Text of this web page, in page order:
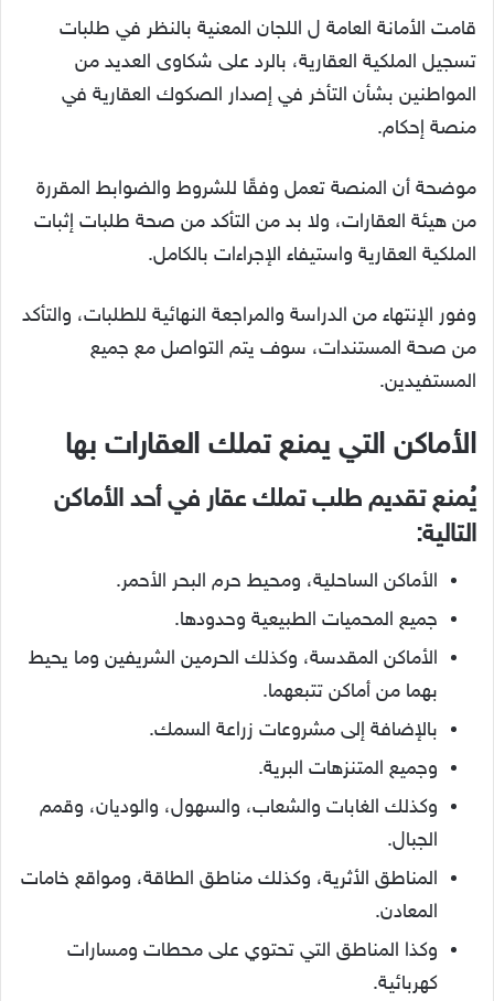
قامت الأمانة العامة ل اللجان المعنية بالنظر في طلبات
تسجيل الملكية العقارية، بالرد على شكاوى العديد من
المواطنين بشأن التأخر في إصدار الصكوك العقارية في
منصة إحكام.
موضحة أن المنصة تعمل وفقًا للشروط والضوابط المقررة
من هيئة العقارات، ولا بد من التأكد من صحة طلبات إثبات
الملكية العقارية واستيفاء الإجراءات بالكامل.
وفور الإنتهاء من الدراسة والمراجعة النهائية للطلبات، والتأكد
من صحة المستندات، سوف يتم التواصل مع جميع
المستفيدين.
الأماكن التي يمنع تملك العقارات بها
يُمنع تقديم طلب تملك عقار في أحد الأماكن
التالية:
الأماكن الساحلية، ومحيط حرم البحر الأحمر.
جميع المحميات الطبيعية وحدودها.
الأماكن المقدسة، وكذلك الحرمين الشريفين وما يحيط
بهما من أماكن تتبعهما.
بالإضافة إلى مشروعات زراعة السمك.
وجميع المتنزهات البرية.
وكذلك الغابات والشعاب، والسهول، والوديان، وقمم
الجبال.
المناطق الأثرية، وكذلك مناطق الطاقة، ومواقع خامات
المعادن.
وكذا المناطق التي تحتوي على محطات ومسارات
كهربائية.